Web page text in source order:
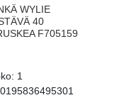
WYLIE
40
F705159
1
0195836495301